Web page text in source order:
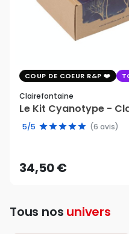
COUP DE COEUR R&P
Clairefontaine
Le Kit Cyanotype -
5/5 (6 avis)
34,50 €
Tous nos univers